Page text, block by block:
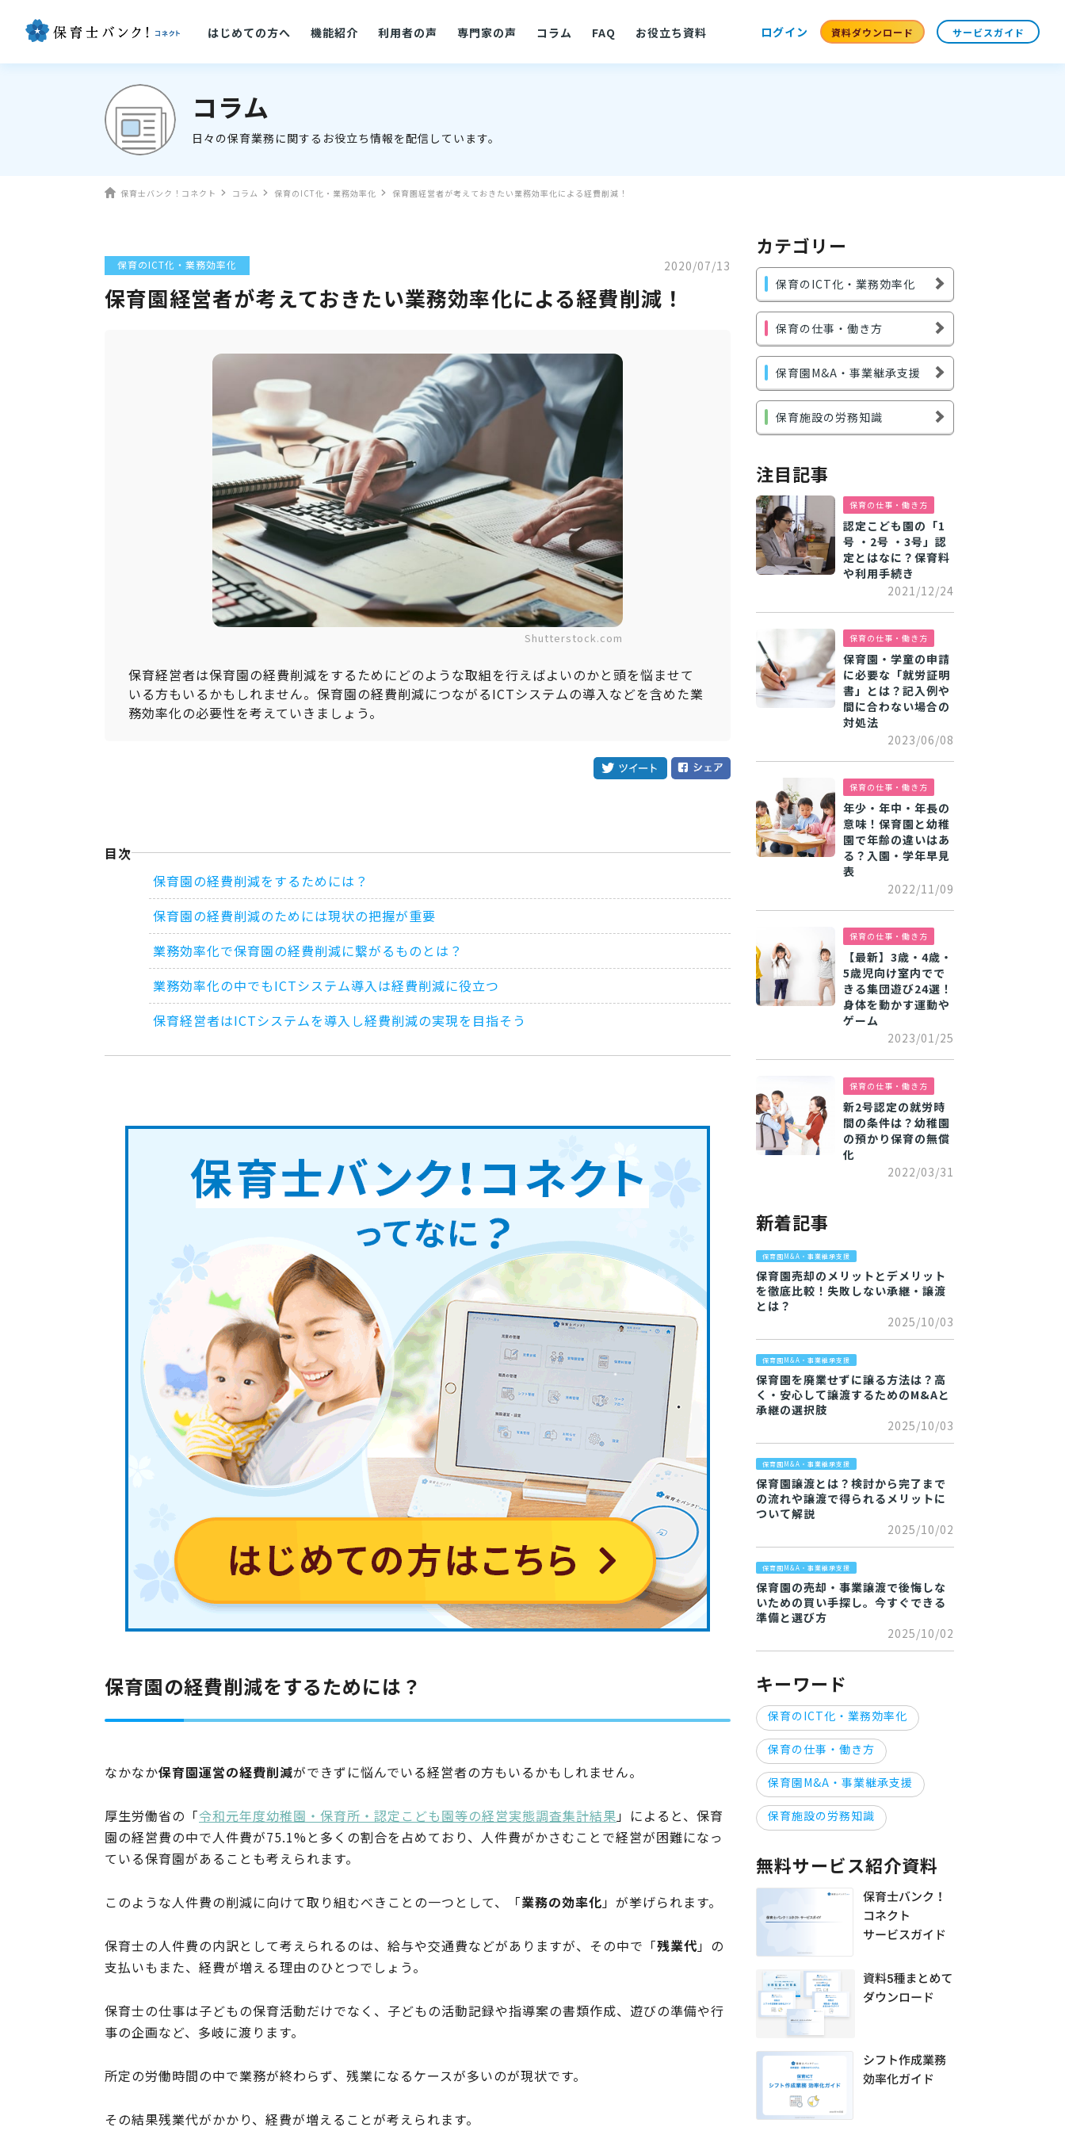
はじめての方へ 機能紹介 利用者の声 専門家の声 コラム FAQ お役立ち資料 ログイン 資料ダウンロード サービスガイド
コラム
日々の保育業務に関するお役立ち情報を配信しています。
保育士バンク！コネクト コラム 保育のICT化・業務効率化 保育園経営者が考えておきたい業務効率化による経費削減！
保育のICT化・業務効率化 2020/07/13
保育園経営者が考えておきたい業務効率化による経費削減！
Shutterstock.com
保育経営者は保育園の経費削減をするためにどのような取組を行えばよいのかと頭を悩ませて
いる方もいるかもしれません。保育園の経費削減につながるICTシステムの導入などを含めた業
務効率化の必要性を考えていきましょう。
目次
保育園の経費削減をするためには？
保育園の経費削減のためには現状の把握が重要
業務効率化で保育園の経費削減に繋がるものとは？
業務効率化の中でもICTシステム導入は経費削減に役立つ
保育経営者はICTシステムを導入し経費削減の実現を目指そう
保育園の経費削減をするためには？
なかなか保育園運営の経費削減ができずに悩んでいる経営者の方もいるかもしれません。
厚生労働省の「令和元年度幼稚園・保育所・認定こども園等の経営実態調査集計結果 」によると、保育
園の経営費の中で人件費が75.1%と多くの割合を占めており、人件費がかさむことで経営が困難になっ
ている保育園があることも考えられます。
このような人件費の削減に向けて取り組むべきことの一つとして、「業務の効率化 」が挙げられます。
保育士の人件費の内訳として考えられるのは、給与や交通費などがありますが、その中で「残業代 」の
支払いもまた、経費が増える理由のひとつでしょう。
保育士の仕事は子どもの保育活動だけでなく、子どもの活動記録や指導案の書類作成、遊びの準備や行
事の企画など、多岐に渡ります。
所定の労働時間の中で業務が終わらず、残業になるケースが多いのが現状です。
その結果残業代がかかり、経費が増えることが考えられます。
カテゴリー
保育のICT化・業務効率化
保育の仕事・働き方
保育園M&A・事業継承支援
保育施設の労務知識
注目記事
保育の仕事・働き方
認定こども園の「1
号 ・2号 ・3号」認
定とはなに？保育料
や利用手続き
2021/12/24
保育の仕事・働き方
保育園・学童の申請
に必要な「就労証明
書」とは？記入例や
間に合わない場合の
対処法
2023/06/08
保育の仕事・働き方
年少・年中・年長の
意味！保育園と幼稚
園で年齢の違いはあ
る？入園・学年早見
表
2022/11/09
保育の仕事・働き方
【最新】3歳・4歳・
5歳児向け室内でで
きる集団遊び24選！
身体を動かす運動や
ゲーム
2023/01/25
保育の仕事・働き方
新2号認定の就労時
間の条件は？幼稚園
の預かり保育の無償
化
2022/03/31
新着記事
保育園M&A・事業継承支援
保育園売却のメリットとデメリット
を徹底比較！失敗しない承継・譲渡
とは？
2025/10/03
保育園M&A・事業継承支援
保育園を廃業せずに譲る方法は？高
く・安心して譲渡するためのM&Aと
承継の選択肢
2025/10/03
保育園M&A・事業継承支援
保育園譲渡とは？検討から完了まで
の流れや譲渡で得られるメリットに
ついて解説
2025/10/02
保育園M&A・事業継承支援
保育園の売却・事業譲渡で後悔しな
いための買い手探し。今すぐできる
準備と選び方
2025/10/02
キーワード
保育のICT化・業務効率化
保育の仕事・働き方
保育園M&A・事業継承支援
保育施設の労務知識
無料サービス紹介資料